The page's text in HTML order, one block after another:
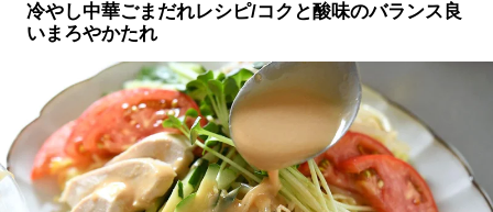
冷やし中華ごまだれレシピ/コクと酸味のバランス良
いまろやかたれ